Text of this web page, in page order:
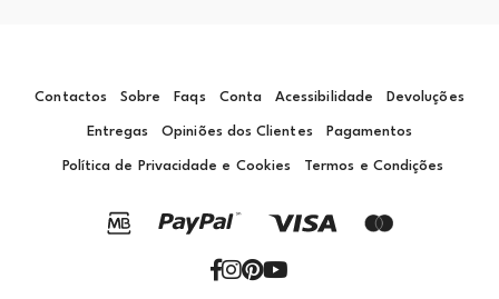
Contactos Sobre Faqs Conta Acessibilidade Devoluções
Entregas Opiniões dos Clientes Pagamentos
Política de Privacidade e Cookies Termos e Condições